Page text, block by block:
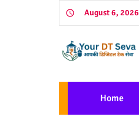
August 6, 2026
Home